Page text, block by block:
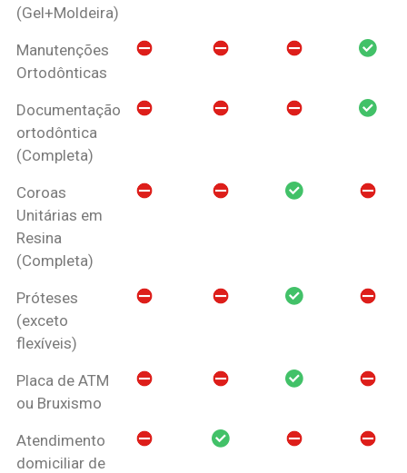
(Gel+Moldeira)
Manutenções
Ortodônticas
Documentação
ortodôntica
(Completa)
Coroas
Unitárias em
Resina
(Completa)
Próteses
(exceto
flexíveis)
Placa de ATM
ou Bruxismo
Atendimento
domiciliar de